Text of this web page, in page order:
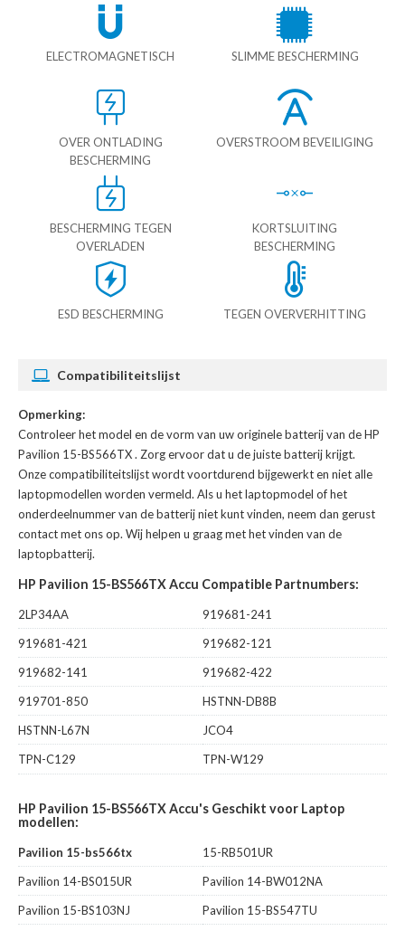
ELECTROMAGNETISCH SLIMME BESCHERMING
OVER ONTLADING
BESCHERMING
OVERSTROOM BEVEILIGING
BESCHERMING TEGEN
OVERLADEN
KORTSLUITING
BESCHERMING
ESD BESCHERMING TEGEN OVERVERHITTING
Compatibiliteitslijst
Opmerking:
Controleer het model en de vorm van uw originele batterij van de HP
Pavilion 15-BS566TX. Zorg ervoor dat u de juiste batterij krijgt.
Onze compatibiliteitslijst wordt voortdurend bijgewerkt en niet alle
laptopmodellen worden vermeld. Als u het laptopmodel of het
onderdeelnummer van de batterij niet kunt vinden, neem dan gerust
contact met ons op. Wij helpen u graag met het vinden van de
laptopbatterij.
HP Pavilion 15-BS566TX Accu Compatible Partnumbers:
2LP34AA
919681-241
919681-421
919682-121
919682-141
919682-422
919701-850
HSTNN-DB8B
HSTNN-L67N
JCO4
TPN-C129
TPN-W129
HP Pavilion 15-BS566TX Accu's Geschikt voor Laptop
modellen:
Pavilion 15-bs566tx
15-RB501UR
Pavilion 14-BS015UR
Pavilion 14-BW012NA
Pavilion 15-BS103NJ
Pavilion 15-BS547TU